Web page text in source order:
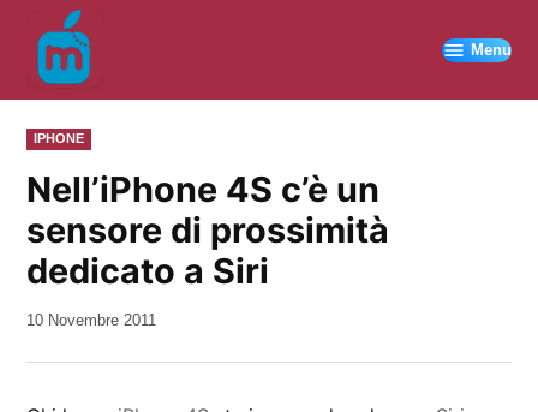
contenuto
Menu
PUBBLICATO
IN
IPHONE
Nell’iPhone 4S c’è un
sensore di prossimità
dedicato a Siri
da
10 Novembre 2011